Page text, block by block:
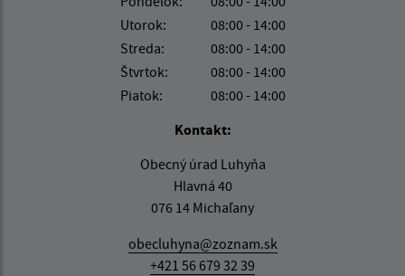
Utorok:
08:00 - 14:00
Streda:
08:00 - 14:00
Štvrtok:
08:00 - 14:00
Piatok:
08:00 - 14:00
Kontakt:
Obecný úrad Luhyňa
Hlavná 40
076 14 Michaľany
obecluhyna@zoznam.sk
+421 56 679 32 39